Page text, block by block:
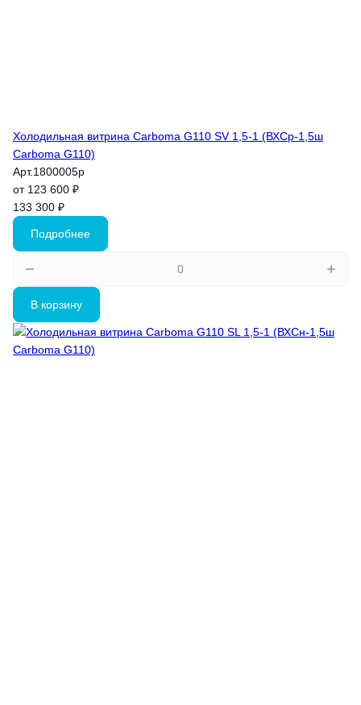
Холодильная витрина Carboma G110 SV 1,5-1 (ВХСр-1,5ш
Carboma G110)
Арт.1800005p
от 123 600 ₽
133 300 ₽
Подробнее
В корзину